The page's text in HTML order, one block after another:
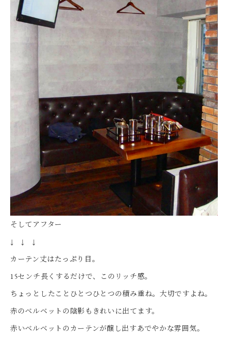
そしてアフター
↓ ↓ ↓
カーテン丈はたっぷり目。
15センチ長くするだけで、このリッチ感。
ちょっとしたことひとつひとつの積み重ね。大切ですよね。
赤のベルベットの陰影もきれいに出てます。
赤いベルベットのカーテンが醸し出すあでやかな雰囲気。